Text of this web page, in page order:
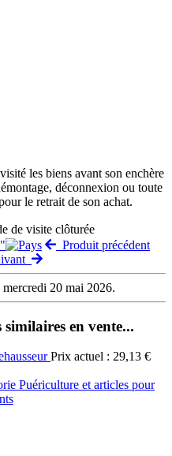
les biens avant son enchère
déconnexion ou toute
le retrait de son achat.
de visite clôturée
Produit précédent
20 mai 2026.
en vente...
Prix actuel : 29,13 €
Puériculture et articles pour